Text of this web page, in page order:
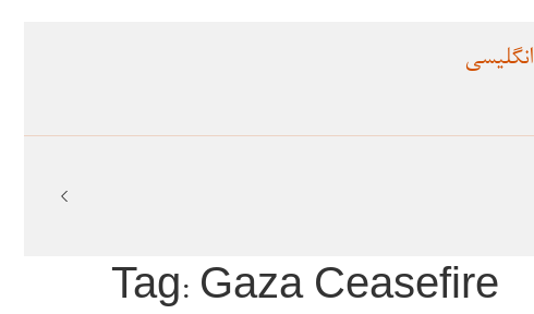
انگلیسی
Tag: Gaza Ceasefire